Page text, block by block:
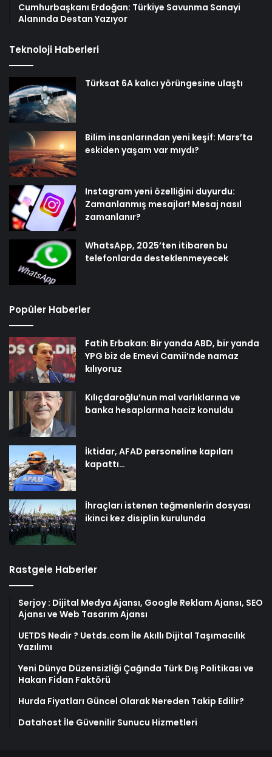
Cumhurbaşkanı Erdoğan: Türkiye Savunma Sanayi
Alanında Destan Yazıyor
Teknoloji Haberleri
Türksat 6A kalıcı yörüngesine ulaştı
Bilim insanlarından yeni keşif: Mars’ta
eskiden yaşam var mıydı?
Instagram yeni özelliğini duyurdu:
Zamanlanmış mesajlar! Mesaj nasıl
zamanlanır?
WhatsApp, 2025’ten itibaren bu
telefonlarda desteklenmeyecek
Popüler Haberler
Fatih Erbakan: Bir yanda ABD, bir yanda
YPG biz de Emevi Camii’nde namaz
kılıyoruz
Kılıçdaroğlu’nun mal varlıklarına ve
banka hesaplarına haciz konuldu
İktidar, AFAD personeline kapıları
kapattı…
İhraçları istenen teğmenlerin dosyası
ikinci kez disiplin kurulunda
Rastgele Haberler
Serjoy : Dijital Medya Ajansı, Google Reklam Ajansı, SEO
Ajansı ve Web Tasarım Ajansı
UETDS Nedir ? Uetds.com İle Akıllı Dijital Taşımacılık
Yazılımı
Yeni Dünya Düzensizliği Çağında Türk Dış Politikası ve
Hakan Fidan Faktörü
Hurda Fiyatları Güncel Olarak Nereden Takip Edilir?
Datahost İle Güvenilir Sunucu Hizmetleri